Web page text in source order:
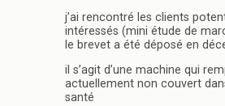
j’ai rencontré les clients
intéressés (mini étude de
le brevet a été déposé en
il s’agit d’une machine qui
actuellement non couvert
santé